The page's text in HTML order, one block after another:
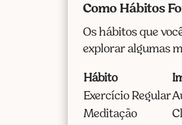
Como Hábitos
Os hábitos que
explorar algumas
Hábito
Exercício Regular
Meditação